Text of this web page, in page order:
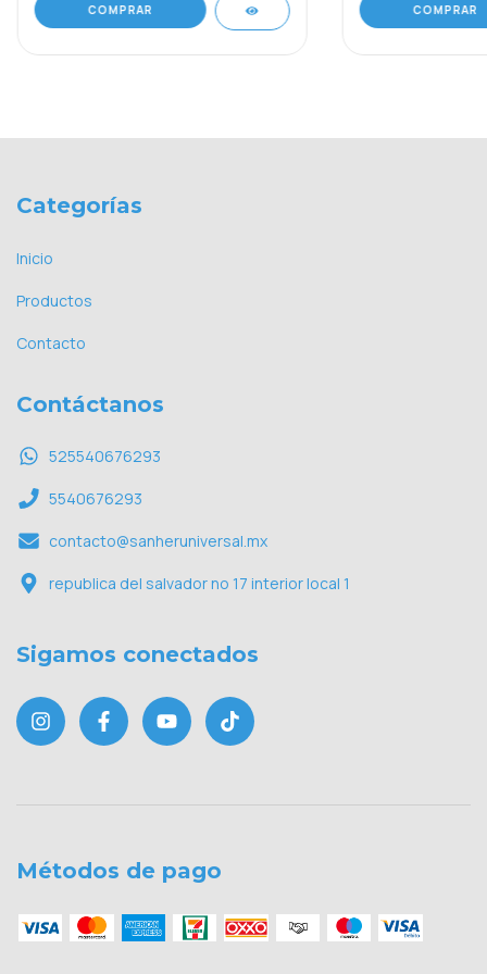
COMPRAR COMPRAR
Categorías
Inicio
Productos
Contacto
Contáctanos
525540676293
5540676293
contacto@sanheruniversal.mx
republica del salvador no 17 interior local 1
Sigamos conectados
Métodos de pago